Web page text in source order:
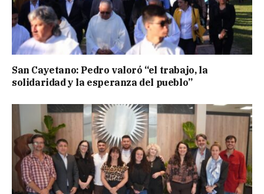
San Cayetano: Pedro valoró “el trabajo, la
solidaridad y la esperanza del pueblo”